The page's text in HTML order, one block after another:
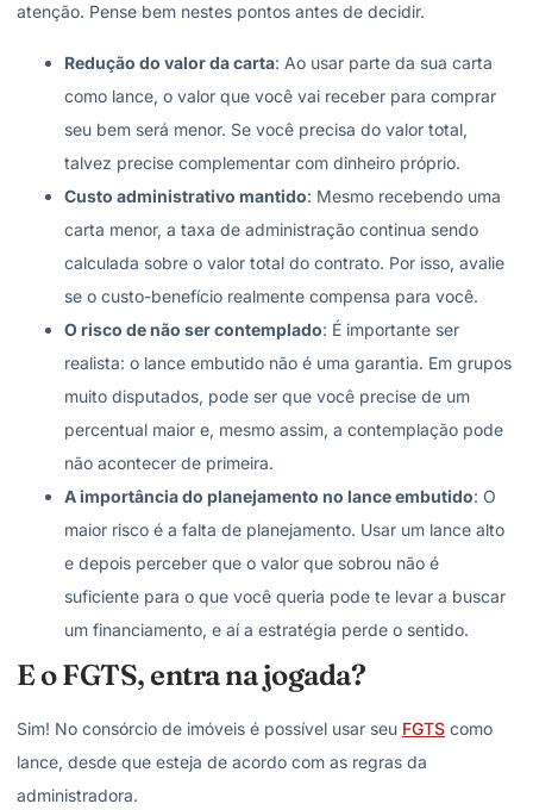
atenção. Pense bem nestes pontos antes de decidir.
Redução do valor da carta: Ao usar parte da sua carta
como lance, o valor que você vai receber para comprar
seu bem será menor. Se você precisa do valor total,
talvez precise complementar com dinheiro próprio.
Custo administrativo mantido: Mesmo recebendo uma
carta menor, a taxa de administração continua sendo
calculada sobre o valor total do contrato. Por isso, avalie
se o custo-benefício realmente compensa para você.
O risco de não ser contemplado: É importante ser
realista: o lance embutido não é uma garantia. Em grupos
muito disputados, pode ser que você precise de um
percentual maior e, mesmo assim, a contemplação pode
não acontecer de primeira.
A importância do planejamento no lance embutido: O
maior risco é a falta de planejamento. Usar um lance alto
e depois perceber que o valor que sobrou não é
suficiente para o que você queria pode te levar a buscar
um financiamento, e aí a estratégia perde o sentido.
E o FGTS, entra na jogada?
Sim! No consórcio de imóveis é possível usar seu FGTS como
lance, desde que esteja de acordo com as regras da
administradora.